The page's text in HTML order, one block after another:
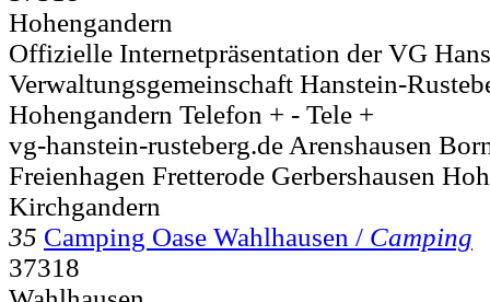
Hohengandern
Offizielle Internetpräsentation der VG
Verwaltungsgemeinschaft Hanstein-
Hohengandern Telefon + - Tele +
vg-hanstein-rusteberg.de Arenshausen
Freienhagen Fretterode Gerbershausen
Kirchgandern
35 Camping Oase Wahlhausen / Camping
37318